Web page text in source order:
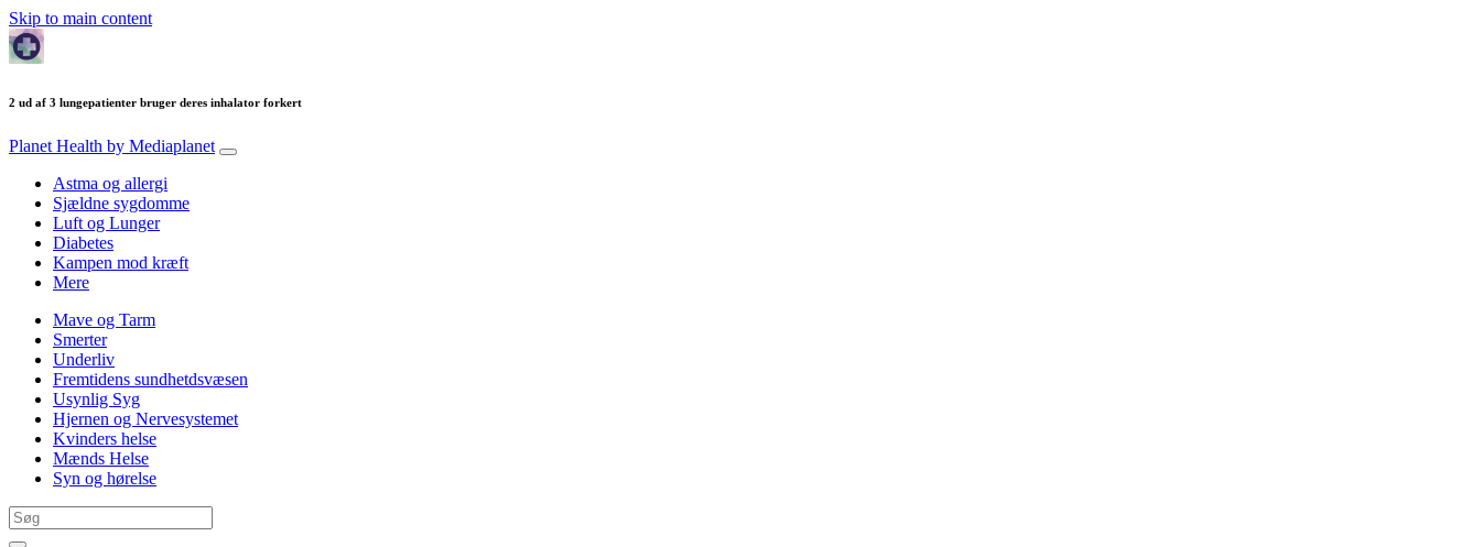
Skip to main content
2 ud af 3 lungepatienter bruger deres inhalator forkert
Planet Health by Mediaplanet
Astma og allergi
Sjældne sygdomme
Luft og Lunger
Diabetes
Kampen mod kræft
Mere
Mave og Tarm
Smerter
Underliv
Fremtidens sundhetdsvæsen
Usynlig Syg
Hjernen og Nervesystemet
Kvinders helse
Mænds Helse
Syn og hørelse